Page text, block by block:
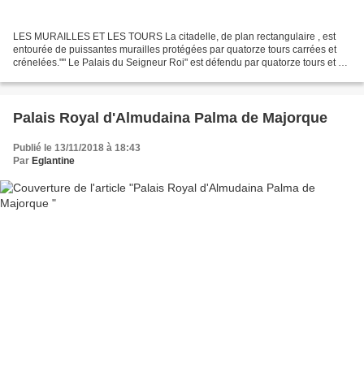
LES MURAILLES ET LES TOURS La citadelle, de plan rectangulaire , est
entourée de puissantes murailles protégées par quatorze tours carrées et
crénelées."" Le Palais du Seigneur Roi" est défendu par quatorze tours et un
Palais Royal d'Almudaina Palma de Majorque
Publié le 13/11/2018 à 18:43
Par Eglantine